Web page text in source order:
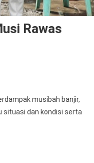
Rawas
musibah banjir,
situasi dan kondisi serta